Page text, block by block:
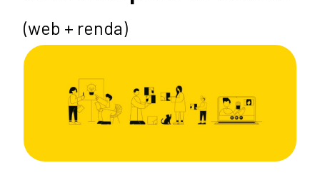
(web + renda)